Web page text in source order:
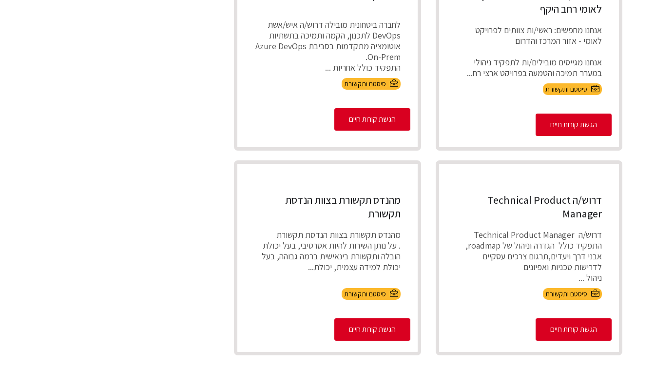
לאומי רחב היקף
אנחנו מחפשים: ראשי/ות צוותים לפרויקט
לאומי - אזור המרכז והדרום
אנחנו מגייסים מובילים/ות לתפקיד ניהולי
במערך תמיכה והטמעה בפרויקט ארצי רח...
סיסטם ותקשורת
הגשת קורות חיים
לחברה ביטחונית מובילה דרוש/ה איש/אשת
DevOps לתכנון, הקמה ותמיכה בתשתיות
אוטומציה מתקדמות בסביבת Azure DevOps
On-Prem.
התפקיד כולל אחריות ...
סיסטם ותקשורת
הגשת קורות חיים
דרוש/ה Technical Product
Manager
דרוש/ה Technical Product Manager
התפקיד כולל הגדרה וניהול של roadmap,
אבני דרך ויעדים,תרגום צרכים עסקיים
לדרישות טכניות ואפיונים
ניהול ...
סיסטם ותקשורת
הגשת קורות חיים
מהנדס תקשורת בצוות הנדסת
תקשורת
מהנדס תקשורת בצוות הנדסת תקשורת
. על נותן השירות להיות אסרטיבי, בעל יכולת
הובלה ותקשורת בינאישית ברמה גבוהה, בעל
יכולת למידה עצמית, יכולת...
סיסטם ותקשורת
הגשת קורות חיים